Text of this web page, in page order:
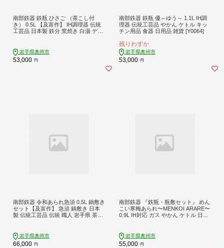
南部鉄器 鉄瓶 ひさご （茶こし付
き） 0.5L 【及富作】 IH調理器 伝統
工芸品 日本製 鉄分 窯焼き 白湯 デト
貨 [AK003]
岩手県奥州市
53,000 円
南部鉄器 鉄瓶 優～ゆう～ 1.1L IH調
理器 伝統工芸品 やかん ケトル キッ
チン用品 食器 日用品 雑貨 [Y0064]
残りわずか
岩手県奥州市
53,000 円
南部鉄器 令和あられ急須 0.5L 鍋敷き
セット【及富作】 急須 鍋敷き 日本
製 伝統工芸品 伝統 職人 岩手県 茶こ
しゃれ 贈答 プレゼント お祝い 誕生
日 結婚 還暦 敬老の日 [AK001]
岩手県奥州市
66,000 円
南部鉄器 『鉄瓶・瓶敷セット』 めん
こい寒梅あられ〜MENKOI ARARE〜
0.9L IH対応 ガス やかん ケトル 日本
ンツール 食器 日用品 雑貨 おしゃれ
贈答 プレゼント お祝い [BE017]
岩手県奥州市
55,000 円